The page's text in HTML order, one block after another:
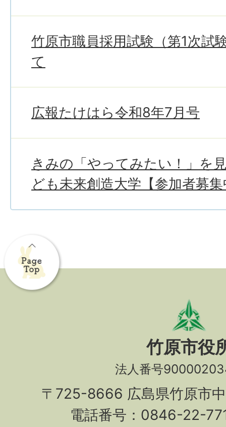
竹原市職員採用試験（第1次試
て
広報たけはら令和8年7月号
きみの「やってみたい！」を
ども未来創造大学【参加者募
竹原市役
法人番号
〒725-8666 広島県竹原市
電話番号：0846-22-